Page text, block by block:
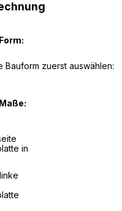
Bauform zuerst auswählen:
in